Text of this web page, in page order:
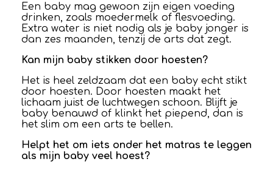
Een baby mag gewoon zijn eigen voeding
drinken, zoals moedermelk of flesvoeding.
Extra water is niet nodig als je baby jonger is
dan zes maanden, tenzij de arts dat zegt.
Kan mijn baby stikken door hoesten?
Het is heel zeldzaam dat een baby echt stikt
door hoesten. Door hoesten maakt het
lichaam juist de luchtwegen schoon. Blijft je
baby benauwd of klinkt het piepend, dan is
het slim om een arts te bellen.
Helpt het om iets onder het matras te leggen
als mijn baby veel hoest?